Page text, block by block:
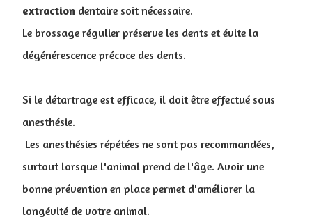
extraction dentaire soit nécessaire.
Le brossage régulier préserve les dents et évite la
dégénérescence précoce des dents.
Si le détartrage est efficace, il doit être effectué sous
anesthésie.
Les anesthésies répétées ne sont pas recommandées,
surtout lorsque l'animal prend de l'âge. Avoir une
bonne prévention en place permet d'améliorer la
longévité de votre animal.